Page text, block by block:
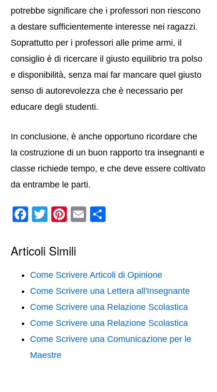
potrebbe significare che i professori non riescono
a destare sufficientemente interesse nei ragazzi.
Soprattutto per i professori alle prime armi, il
consiglio è di ricercare il giusto equilibrio tra polso
e disponibilità, senza mai far mancare quel giusto
senso di autorevolezza che è necessario per
educare degli studenti.
In conclusione, è anche opportuno ricordare che
la costruzione di un buon rapporto tra insegnanti e
classe richiede tempo, e che deve essere coltivato
da entrambe le parti.
F
c
e
b
o
o
k
T
tt
er
Pi
er
e
st
E
vi
di
Articoli Simili
Come Scrivere Articoli di Opinione
Come Scrivere una Lettera all'Insegnante
Come Scrivere una Relazione Scolastica
Come Scrivere una Relazione Scolastica
Come Scrivere una Comunicazione per le
Maestre